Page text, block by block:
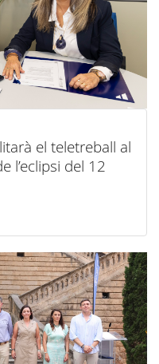
el teletreball al
l’eclipsi del 12